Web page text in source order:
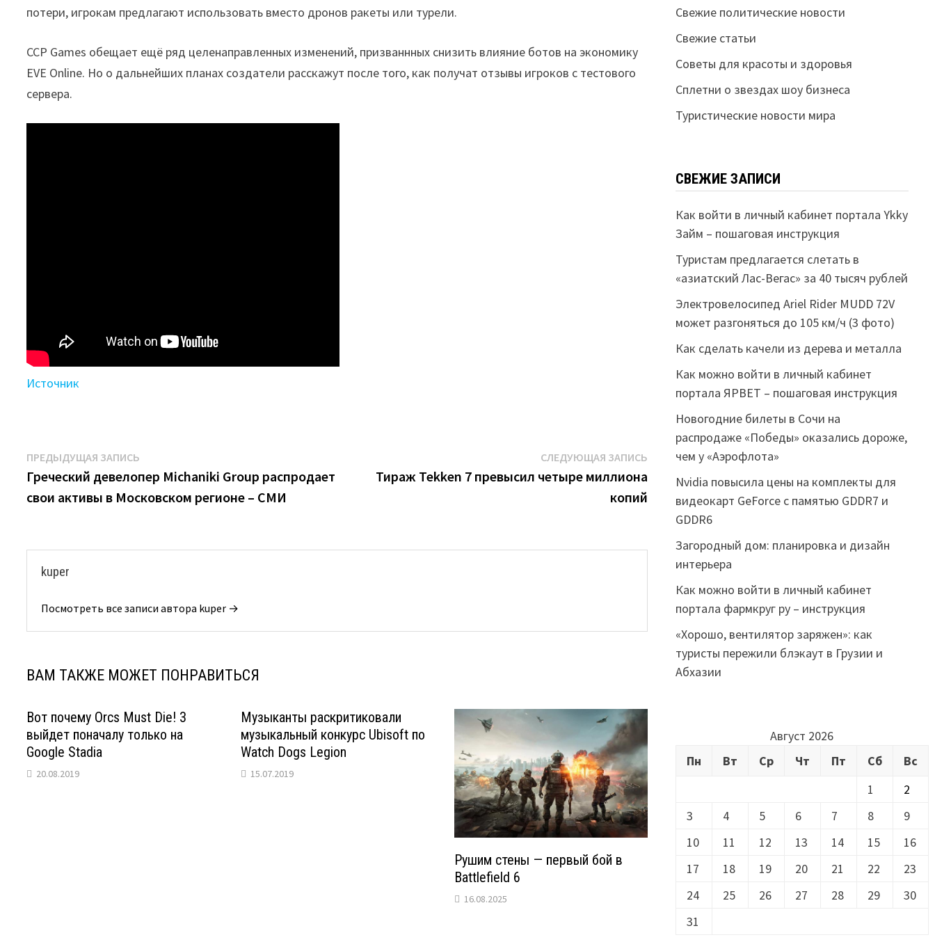
потери, игрокам предлагают использовать вместо дронов ракеты или турели.
CCP Games обещает ещё ряд целенаправленных изменений, призваннных снизить влияние ботов на экономику
EVE Online. Но о дальнейших планах создатели расскажут после того, как получат отзывы игроков с тестового
сервера.
Источник
Навигация
по
ПРЕДЫДУЩАЯ ЗАПИСЬ
запись:
Греческий девелопер Michaniki Group распродает
свои активы в Московском регионе – СМИ
СЛЕДУЮЩАЯ ЗАПИСЬСледующая
запись:
Тираж Tekken 7 превысил четыре миллиона
копий
kuper
Посмотреть все записи автора kuper →
ВАМ ТАКЖЕ МОЖЕТ ПОНРАВИТЬСЯ
Вот почему Orcs Must Die! 3
выйдет поначалу только на
Google Stadia
20.08.2019
Музыканты раскритиковали
музыкальный конкурс Ubisoft по
Watch Dogs Legion
15.07.2019
Рушим стены — первый бой в
Battlefield 6
16.08.2025
Свежие политические новости
Свежие статьи
Советы для красоты и здоровья
Сплетни о звездах шоу бизнеса
Туристические новости мира
СВЕЖИЕ ЗАПИСИ
Как войти в личный кабинет портала Ykky
Займ – пошаговая инструкция
Туристам предлагается слетать в
«азиатский Лас-Вегас» за 40 тысяч рублей
Электровелосипед Ariel Rider MUDD 72V
может разгоняться до 105 км/ч (3 фото)
Как сделать качели из дерева и металла
Как можно войти в личный кабинет
портала ЯРВЕТ – пошаговая инструкция
Новогодние билеты в Сочи на
распродаже «Победы» оказались дороже,
чем у «Аэрофлота»
Nvidia повысила цены на комплекты для
видеокарт GeForce с памятью GDDR7 и
GDDR6
Загородный дом: планировка и дизайн
интерьера
Как можно войти в личный кабинет
портала фармкруг ру – инструкция
«Хорошо, вентилятор заряжен»: как
туристы пережили блэкаут в Грузии и
Абхазии
Август 2026
Пн
Вт Ср Чт Пт Сб
Вс
1
2
3
4 5 6 7 8
9
10
11 12 13 14 15
16
17
18 19 20 21 22
23
24
25 26 27 28 29
30
31